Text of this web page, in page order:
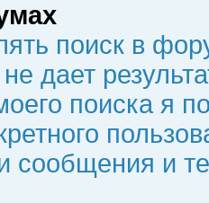
поиск в
дает
поиска я
сообщения и